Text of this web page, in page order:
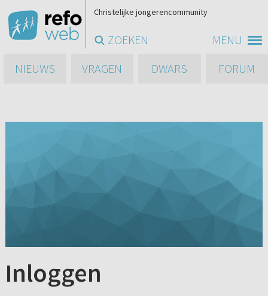
MENU
Christelijke jongerencommunity
ZOEKEN
NIEUWS
VRAGEN DWARS FORUM
Inloggen